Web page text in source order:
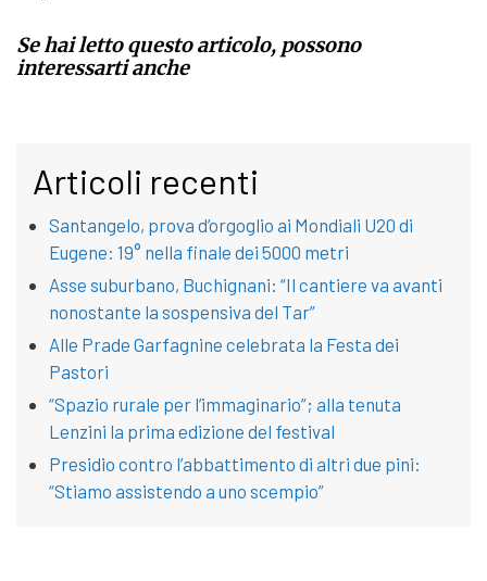
Se hai letto questo articolo, possono
interessarti anche
Articoli recenti
Santangelo, prova d’orgoglio ai Mondiali U20 di
Eugene: 19° nella finale dei 5000 metri
Asse suburbano, Buchignani: “Il cantiere va avanti
nonostante la sospensiva del Tar”
Alle Prade Garfagnine celebrata la Festa dei
Pastori
“Spazio rurale per l’immaginario”; alla tenuta
Lenzini la prima edizione del festival
Presidio contro l’abbattimento di altri due pini:
“Stiamo assistendo a uno scempio”